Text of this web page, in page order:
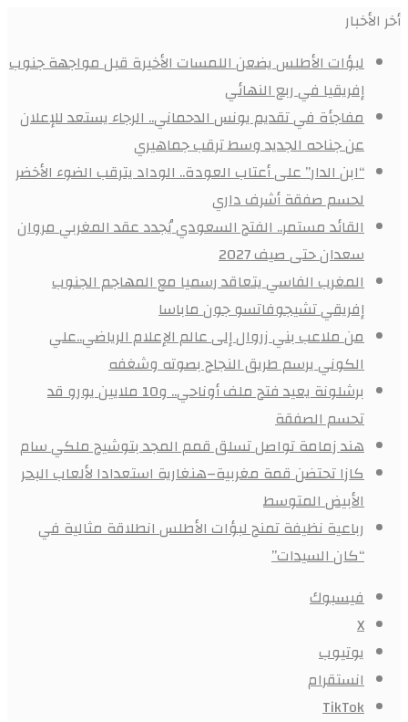
أخر الأخبار
لبؤات الأطلس يضعن اللمسات الأخيرة قبل مواجهة جنوب
إفريقيا في ربع النهائي
مفاجأة في تقديم يونس الدحماني.. الرجاء يستعد للإعلان
عن جناحه الجديد وسط ترقب جماهيري
“ابن الدار” على أعتاب العودة.. الوداد يترقب الضوء الأخضر
لحسم صفقة أشرف داري
القائد مستمر.. الفتح السعودي يُجدد عقد المغربي مروان
سعدان حتى صيف 2027
المغرب الفاسي يتعاقد رسميا مع المهاجم الجنوب
إفريقي تشيجوفاتسو جون ماباسا
من ملاعب بني زروال إلى عالم الإعلام الرياضي..علي
الكوني يرسم طريق النجاح بصوته وشغفه
برشلونة يعيد فتح ملف أوناحي.. و10 ملايين يورو قد
تحسم الصفقة
هند زمامة تواصل تسلق قمم المجد بتوشيح ملكي سام
كازا تحتضن قمة مغربية–هنغارية استعدادا لألعاب البحر
الأبيض المتوسط
رباعية نظيفة تمنح لبؤات الأطلس انطلاقة مثالية في
“كان السيدات”
فيسبوك
X
يوتيوب
انستقرام
‫TikTok